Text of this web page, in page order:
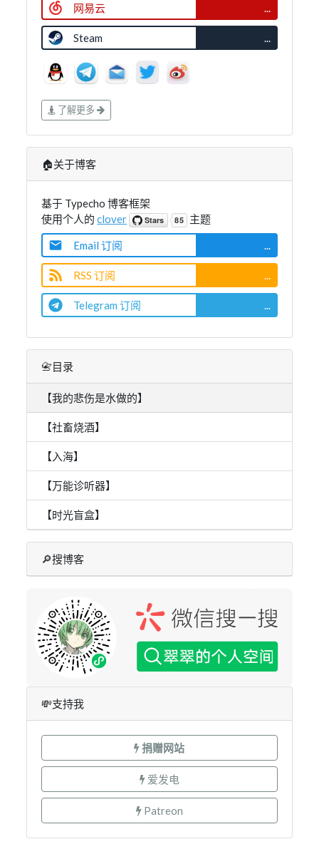
网易云
Steam
了解更多
🏠关于博客
基于 Typecho 博客框架
使用个人的clover 主题
Email 订阅 ...
RSS 订阅 ...
Telegram 订阅 ...
📇目录
【我的悲伤是水做的】
【社畜烧酒】
【入海】
【万能诊听器】
【时光盲盒】
🔎搜博客
💸支持我
捐赠网站
爱发电
Patreon